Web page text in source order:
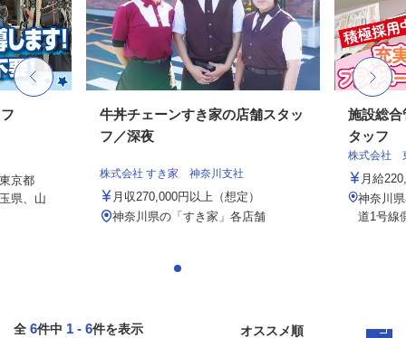
京都
県、山
牛丼チェーンすき家の店舗スタッ
フ／深夜
株式会社 すき家 神奈川支社
月収270,000円以上（想定）
神奈川県の「すき家」各店舗
施設総合
タッフ
株式会社
月給
神奈川
道1号線
全 6件中 1 - 6件を表示